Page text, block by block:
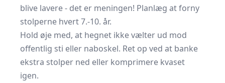
blive lavere - det er meningen! Planlæg at forny
stolperne hvert 7.-10. år.
Hold øje med, at hegnet ikke vælter ud mod
offentlig sti eller naboskel. Ret op ved at banke
ekstra stolper ned eller komprimere kvaset
igen.